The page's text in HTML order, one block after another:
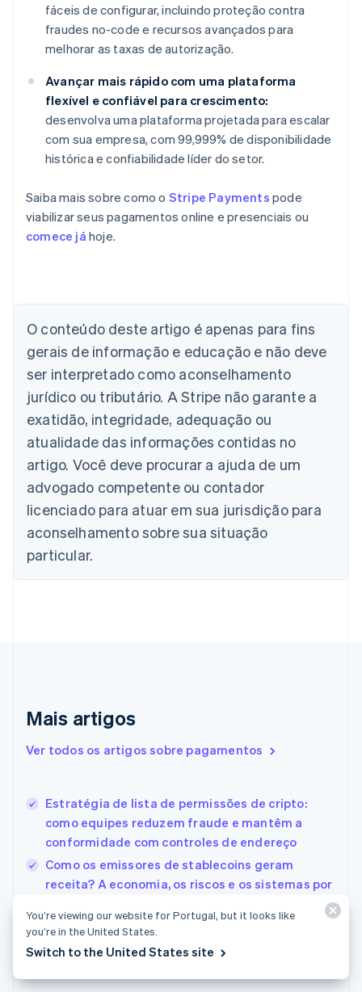
fáceis de configurar, incluindo proteção contra
fraudes no-code e recursos avançados para
melhorar as taxas de autorização.
Avançar mais rápido com uma plataforma
flexível e confiável para crescimento:
desenvolva uma plataforma projetada para escalar
com sua empresa, com 99,999% de disponibilidade
histórica e confiabilidade líder do setor.
Saiba mais sobre como o Stripe Payments pode
viabilizar seus pagamentos online e presenciais ou
comece já hoje.
O conteúdo deste artigo é apenas para fins
gerais de informação e educação e não deve
ser interpretado como aconselhamento
jurídico ou tributário. A Stripe não garante a
exatidão, integridade, adequação ou
atualidade das informações contidas no
artigo. Você deve procurar a ajuda de um
advogado competente ou contador
licenciado para atuar em sua jurisdição para
aconselhamento sobre sua situação
particular.
Mais artigos
Ver todos os artigos sobre pagamentos
Estratégia de lista de permissões de cripto:
como equipes reduzem fraude e mantêm a
conformidade com controles de endereço
Como os emissores de stablecoins geram
receita? A economia, os riscos e os sistemas por
Introdução às moedas digitais: um guia prático
para empresas dos EUA
Alemanha
DeutschEnglish
Austrália
English
Áustria
Deutsch English
Bélgica
Nederlands Français DeutschEnglish
Brasil
Bulgária
English
Canadá
China continental
Eslováquia
English
Eslovênia
EspañolEnglish
Estados Unidos
EnglishEspañol简体中文
Estônia
English
Finlândia
França
Français English
Gibraltar
Grécia
You’re viewing our website for Portugal, but it looks like
you’re in the United States.
Switch to the United States site